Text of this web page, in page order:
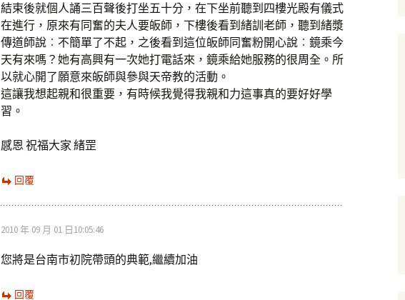
結束後就個人誦三百聲後打坐五十分，在下坐前聽到四樓光殿有儀式
在進行，原來有同奮的夫人要皈師，下樓後看到緒訓老師，聽到緒漿
傳道師說︰不簡單了不起，之後看到這位皈師同奮粉開心說︰鏡乘今
天有來嗎？她有高興有一次她打電話來，鏡乘給她服務的很周全。所
以就心開了願意來皈師與參與天帝教的活動。
這讓我想起親和很重要，有時候我覺得我親和力這事真的要好好學
習。
感恩 祝福大家 緒罡
回覆
2010 年 09 月 01 日10:05:46
您將是台南市初院帶頭的典範,繼續加油
回覆